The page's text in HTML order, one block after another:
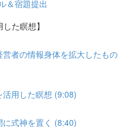
＆宿題提出
た瞑想】
者の情報身体を拡大したもの
用した瞑想 (9:08)
式神を置く (8:40)